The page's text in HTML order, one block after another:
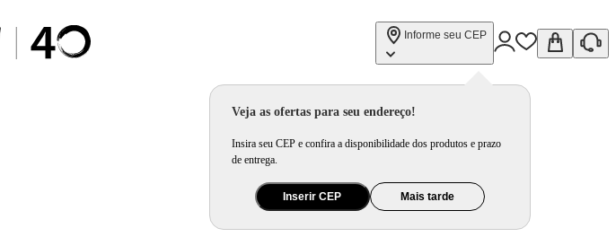
Informe seu CEP
Veja as ofertas para seu endereço!
Insira seu CEP e confira a disponibilidade dos produtos e prazo
de entrega.
Inserir CEP Mais tarde